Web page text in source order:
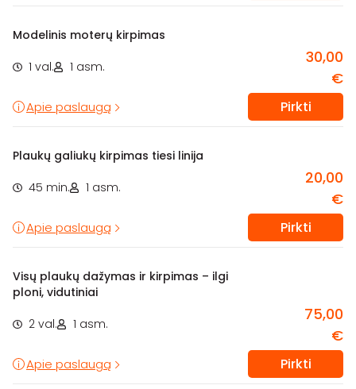
Modelinis moterų kirpimas
1 val. 1 asm.
30,00
€
Apie paslaugą Pirkti
Plaukų galiukų kirpimas tiesi linija
45 min. 1 asm.
20,00
€
Apie paslaugą Pirkti
Visų plaukų dažymas ir kirpimas – ilgi
ploni, vidutiniai
2 val. 1 asm.
75,00
€
Apie paslaugą Pirkti